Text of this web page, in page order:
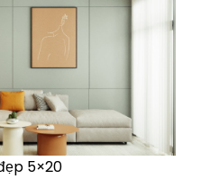
5×20